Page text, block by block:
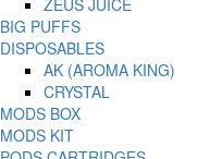
BIG PUFFS
DISPOSABLES
AK (AROMA KING)
CRYSTAL
MODS BOX
MODS KIT